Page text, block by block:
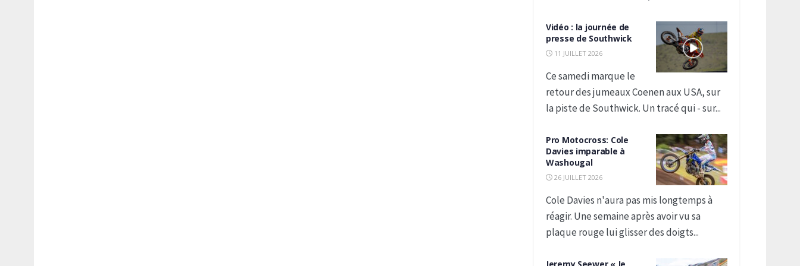
Vidéo : la journée de
presse de Southwick
11 JUILLET 2026
Ce samedi marque le
retour des jumeaux Coenen aux USA, sur
la piste de Southwick. Un tracé qui - sur...
Pro Motocross: Cole
Davies imparable à
Washougal
26 JUILLET 2026
Cole Davies n'aura pas mis longtemps à
réagir. Une semaine après avoir vu sa
plaque rouge lui glisser des doigts...